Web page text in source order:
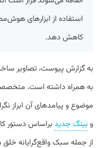
استفاده از ابزارهای
کاهش دهد.
به گزارش پیوست، تصاویر
به همراه داشته است. متخصصان
موضوع و پیامدهای آن ابراز
و بینگ جدید براساس دستور
از جمله سبک واقع‌گرایانه